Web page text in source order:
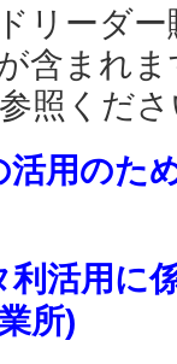
リーダ
含まれま
照くだ
活用のた
利活用に
所)